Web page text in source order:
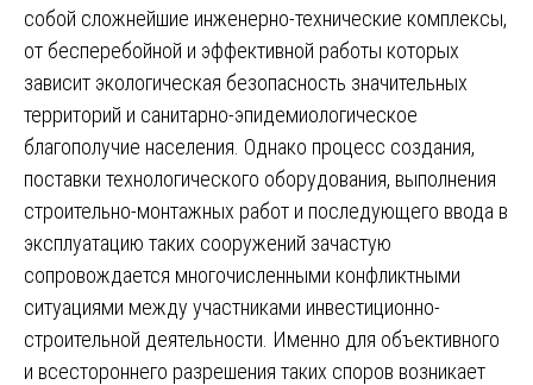
собой сложнейшие инженерно-технические комплексы,
от бесперебойной и эффективной работы которых
зависит экологическая безопасность значительных
территорий и санитарно-эпидемиологическое
благополучие населения. Однако процесс создания,
поставки технологического оборудования, выполнения
строительно-монтажных работ и последующего ввода в
эксплуатацию таких сооружений зачастую
сопровождается многочисленными конфликтными
ситуациями между участниками инвестиционно-
строительной деятельности. Именно для объективного
и всестороннего разрешения таких споров возникает